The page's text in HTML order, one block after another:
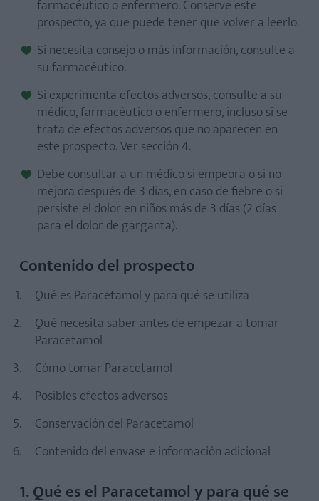
farmacéutico o enfermero. Conserve este
prospecto, ya que puede tener que volver a leerlo.
Si necesita consejo o más información, consulte a
su farmacéutico.
Si experimenta efectos adversos, consulte a su
médico, farmacéutico o enfermero, incluso si se
trata de efectos adversos que no aparecen en
este prospecto. Ver sección 4.
Debe consultar a un médico si empeora o si no
mejora después de 3 días, en caso de fiebre o si
persiste el dolor en niños más de 3 días (2 días
para el dolor de garganta).
Contenido del prospecto
Qué es Paracetamol y para qué se utiliza
Qué necesita saber antes de empezar a tomar
Paracetamol
Cómo tomar Paracetamol
Posibles efectos adversos
Conservación del Paracetamol
Contenido del envase e información adicional
1. Qué es el Paracetamol y para qué se